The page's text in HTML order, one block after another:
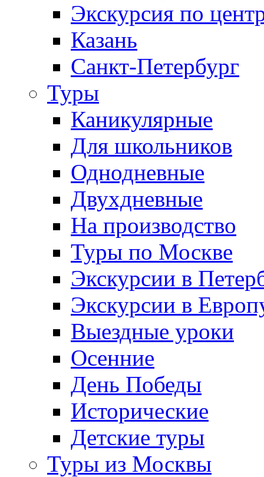
Экскурсия по
Казань
Санкт-Петербург
Туры
Каникулярные
Для школьников
Однодневные
Двухдневные
На производство
Туры по Москве
Экскурсии в
Экскурсии в
Выездные уроки
Осенние
День Победы
Исторические
Детские туры
Туры из Москвы